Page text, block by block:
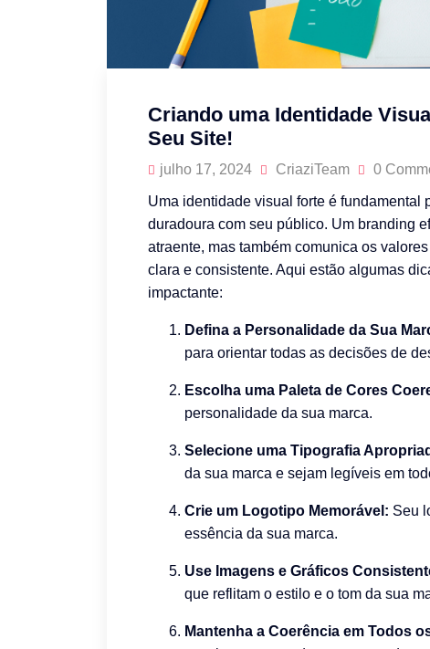
Criando uma Identidade
Seu Site!
julho 17, 2024 CriaziTeam 0
Uma identidade visual forte é fundamental
duradoura com seu público. Um branding
atraente, mas também comunica os
clara e consistente. Aqui estão algumas
impactante:
Defina a Personalidade da Sua
para orientar todas as decisões de
Escolha uma Paleta de Cores
personalidade da sua marca.
Selecione uma Tipografia
da sua marca e sejam legíveis em
Crie um Logotipo Memorável: Seu
essência da sua marca.
Use Imagens e Gráficos
que reflitam o estilo e o tom da sua
Mantenha a Coerência em Todos